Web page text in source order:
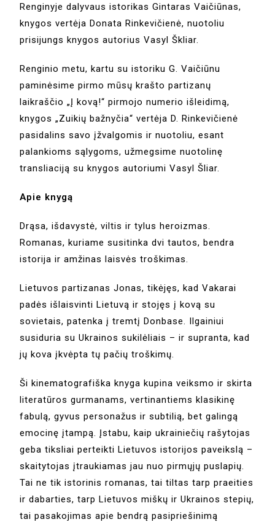
Renginyje dalyvaus istorikas Gintaras Vaičiūnas,
knygos vertėja Donata Rinkevičienė, nuotoliu
prisijungs knygos autorius Vasyl Škliar.
Renginio metu, kartu su istoriku G. Vaičiūnu
paminėsime pirmo mūsų krašto partizanų
laikraščio „Į kovą!“ pirmojo numerio išleidimą,
knygos „Zuikių bažnyčia“ vertėja D. Rinkevičienė
pasidalins savo įžvalgomis ir nuotoliu, esant
palankioms sąlygoms, užmegsime nuotolinę
transliaciją su knygos autoriumi Vasyl Šliar.
Apie knygą
Drąsa, išdavystė, viltis ir tylus heroizmas.
Romanas, kuriame susitinka dvi tautos, bendra
istorija ir amžinas laisvės troškimas.
Lietuvos partizanas Jonas, tikėjęs, kad Vakarai
padės išlaisvinti Lietuvą ir stojęs į kovą su
sovietais, patenka į tremtį Donbase. Ilgainiui
susiduria su Ukrainos sukilėliais – ir supranta, kad
jų kova įkvėpta tų pačių troškimų.
Ši kinematografiška knyga kupina veiksmo ir skirta
literatūros gurmanams, vertinantiems klasikinę
fabulą, gyvus personažus ir subtilią, bet galingą
emocinę įtampą. Įstabu, kaip ukrainiečių rašytojas
geba tiksliai perteikti Lietuvos istorijos paveikslą –
skaitytojas įtraukiamas jau nuo pirmųjų puslapių.
Tai ne tik istorinis romanas, tai tiltas tarp praeities
ir dabarties, tarp Lietuvos miškų ir Ukrainos stepių,
tai pasakojimas apie bendrą pasipriešinimą